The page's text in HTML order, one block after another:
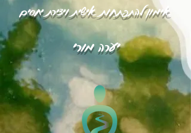
אימון להתפתחות אישית ויצירת יחסים
יערה מורי